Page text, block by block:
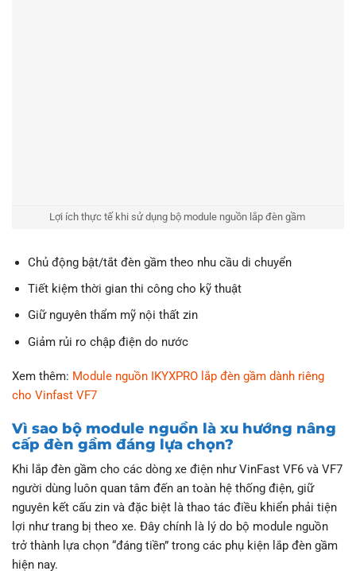
Lợi ích thực tế khi sử dụng bộ module nguồn lắp đèn gầm
Chủ động bật/tắt đèn gầm theo nhu cầu di chuyển
Tiết kiệm thời gian thi công cho kỹ thuật
Giữ nguyên thẩm mỹ nội thất zin
Giảm rủi ro chập điện do nước
Xem thêm: Module nguồn IKYXPRO lắp đèn gầm dành riêng
cho Vinfast VF7
Vì sao bộ module nguồn là xu hướng nâng
cấp đèn gầm đáng lựa chọn?
Khi lắp đèn gầm cho các dòng xe điện như VinFast VF6 và VF7
người dùng luôn quan tâm đến an toàn hệ thống điện, giữ
nguyên kết cấu zin và đặc biệt là thao tác điều khiển phải tiện
lợi như trang bị theo xe. Đây chính là lý do bộ module nguồn
trở thành lựa chọn “đáng tiền” trong các phụ kiện lắp đèn gầm
hiện nay.